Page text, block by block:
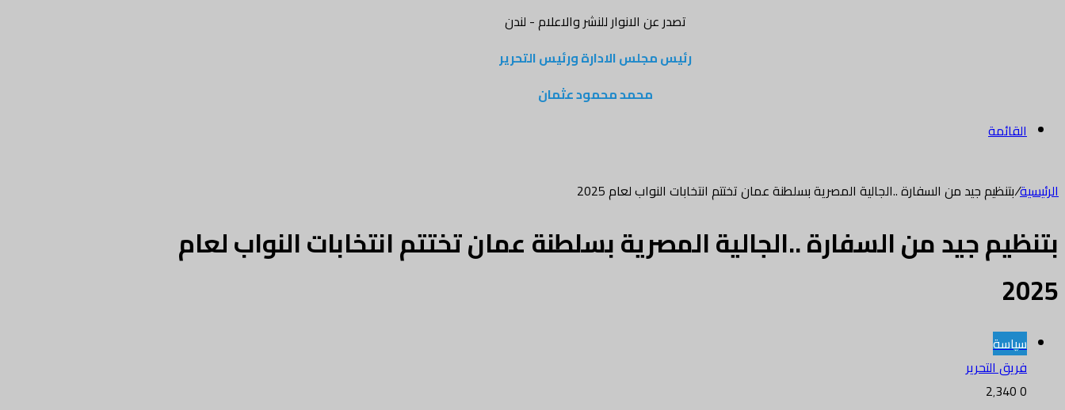
تصدر عن الانوار للنشر والاعلام - لندن
رئيس مجلس الادارة ورئيس التحرير
محمد محمود عثمان
القائمة
الرئيسية/بتنظيم جيد من السفارة ..الجالية المصرية بسلطنة عمان تختتم انتخابات النواب لعام 2025
بتنظيم جيد من السفارة ..الجالية المصرية بسلطنة عمان تختتم انتخابات النواب لعام
2025
سياسة
فريق التحرير
0